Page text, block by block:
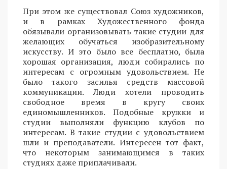
При этом же существовал Союз художников,
и в рамках Художественного фонда
обязывали организовывать такие студии для
желающих обучаться изобразительному
искусству. И это было все бесплатно, была
хорошая организация, люди собирались по
интересам с огромным удовольствием. Не
было такого засилья средств массовой
коммуникации. Люди хотели проводить
свободное время в кругу своих
единомышленников. Подобные кружки и
студии выполняли функцию клубов по
интересам. В такие студии с удовольствием
шли и преподаватели. Интересен тот факт,
что некоторым занимающимся в таких
студиях даже приплачивали.